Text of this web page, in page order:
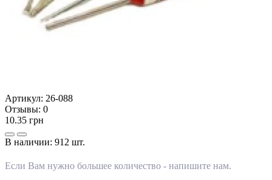
Артикул: 26-088
Отзывы: 0
10.35 грн
В наличии: 912 шт.
Если Вам нужно большее количество - напишите нам.